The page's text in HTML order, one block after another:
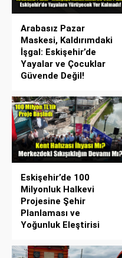
Arabasız Pazar
Maskesi, Kaldırımdaki
İşgal: Eskişehir’de
Yayalar ve Çocuklar
Güvende Değil!
Eskişehir’de 100
Milyonluk Halkevi
Projesine Şehir
Planlaması ve
Yoğunluk Eleştirisi